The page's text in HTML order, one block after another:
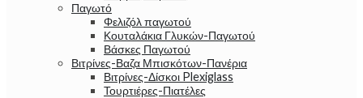
Παγωτό
Φελιζόλ παγωτού
Κουταλάκια Γλυκών-Παγωτού
Βάσκες Παγωτού
Βιτρίνες-Βαζα Μπισκότων-Πανέρια
Βιτρίνες-Δίσκοι Plexiglass
Τουρτιέρες-Πιατέλες